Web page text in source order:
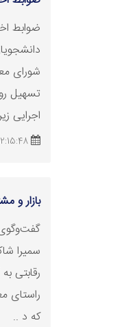
شورای
تسهیل
اجرایی
1405/03/18
بازار و
گفت‌وگوی
سمیرا
رقابتی
راستای
که د ..